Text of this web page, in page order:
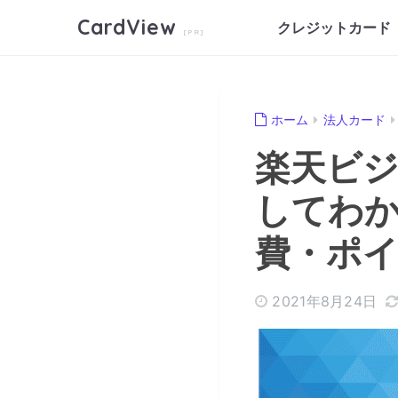
CardView クレジットカード
ホーム 法人カード
楽天ビ
してわ
費・ポ
2021年8月24日